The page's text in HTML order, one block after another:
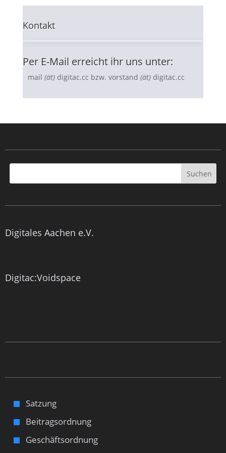
Veranstaltungen
Digitales Aachen e.V.
Kontakt
Per E-Mail erreicht ihr uns unter:
mail (ät)digitac.cc bzw. vorstand (ät)digitac.cc
Digitales Aachen e.V.
Digitac:Voidspace
Satzung
Beitragsordnung
Geschäftsordnung